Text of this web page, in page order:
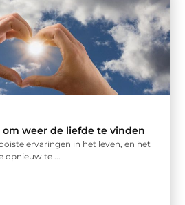
weer de liefde te vinden
ervaringen in het leven, en het
opnieuw te ...